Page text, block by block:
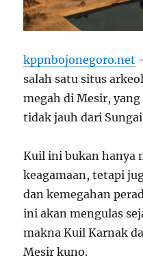
kppnbojonegoro.net
salah satu situs
megah di Mesir,
tidak jauh dari
Kuil ini bukan hanya
keagamaan, tetapi
dan kemegahan
ini akan mengulas
makna Kuil Karnak
Mesir kuno.